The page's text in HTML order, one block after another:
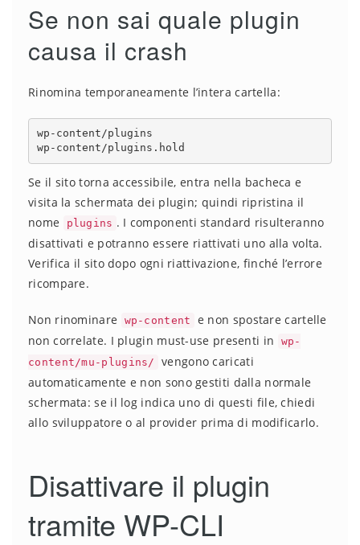
Se non sai quale plugin
causa il crash
Rinomina temporaneamente l’intera cartella:
wp-content/plugins
wp-content/plugins.hold
Se il sito torna accessibile, entra nella bacheca e
visita la schermata dei plugin; quindi ripristina il
nome
plugins . I componenti standard risulteranno
disattivati e potranno essere riattivati uno alla volta.
Verifica il sito dopo ogni riattivazione, finché l’errore
ricompare.
Non rinominare wp-content
e non spostare cartelle
non correlate. I plugin must-use presenti in
wp-
content/mu-plugins/
vengono caricati
automaticamente e non sono gestiti dalla normale
schermata: se il log indica uno di questi file, chiedi
allo sviluppatore o al provider prima di modificarlo.
Disattivare il plugin
tramite WP-CLI